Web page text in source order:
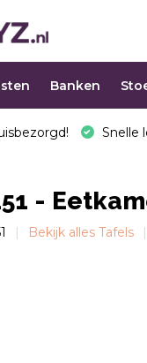
Banken
Snelle
-
Bekijk alles Tafels